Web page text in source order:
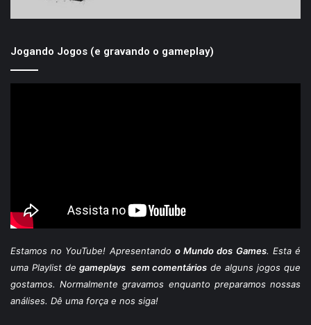
Jogando Jogos (e gravando o gameplay)
Estamosno YouTube! Apresentando o Mundo dos Games. Esta é
uma Playlist de gameplays sem comentários de alguns jogos que
gostamos. Normalmente gravamos enquanto preparamos nossas
análises. Dê uma força e nos siga!